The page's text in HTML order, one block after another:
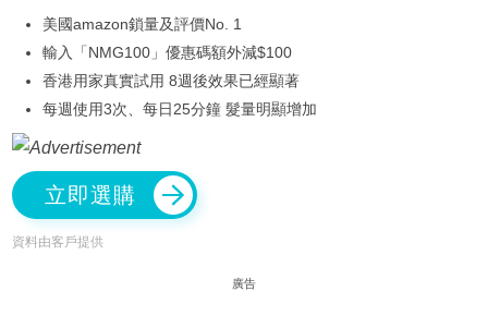
美國amazon鎖量及評價No. 1
輸入「NMG100」優惠碼額外減$100
香港用家真實試用 8週後效果已經顯著
每週使用3次、每日25分鐘 髮量明顯增加
立即選購
資料由客戶提供
廣告